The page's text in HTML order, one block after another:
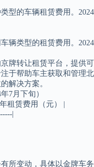
型的车辆租赁费用。2024
辆类型的租赁费用。2024
牌转让租赁平台，提供可
于帮助车主获取和管理北
解决方案。
7月下旬）
租赁费用（元） |
|
所变动，具体以金牌车务